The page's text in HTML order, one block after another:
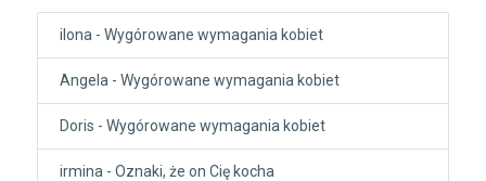
ilona - Wygórowane wymagania kobiet
Angela - Wygórowane wymagania kobiet
Doris - Wygórowane wymagania kobiet
irmina - Oznaki, że on Cię kocha